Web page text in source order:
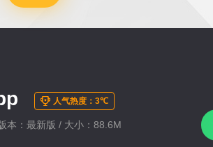
人气热度：3℃
本：最新版 / 大小：88.6M